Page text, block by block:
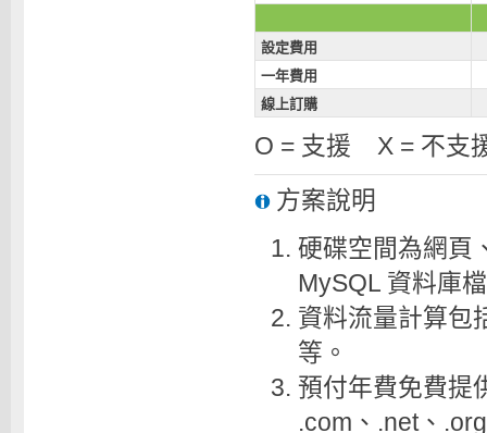
設定費用
一年費用
線上訂購
O = 支援 X = 不支
方案說明
硬碟空間為網頁
MySQL 資料庫
資料流量計算包
等。
預付年費免費提
.com、.net、